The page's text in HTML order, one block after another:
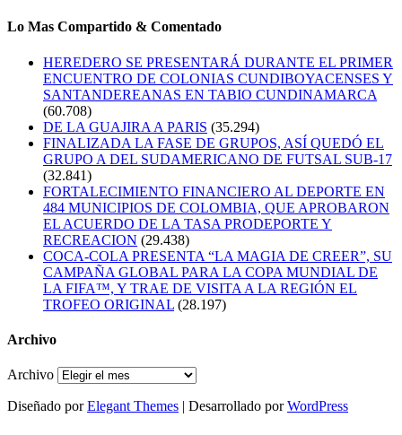
Lo Mas Compartido & Comentado
HEREDERO SE PRESENTARÁ DURANTE EL PRIMER
ENCUENTRO DE COLONIAS CUNDIBOYACENSES Y
SANTANDEREANAS EN TABIO CUNDINAMARCA
(60.708)
DE LA GUAJIRA A PARIS (35.294)
FINALIZADA LA FASE DE GRUPOS, ASÍ QUEDÓ EL
GRUPO A DEL SUDAMERICANO DE FUTSAL SUB-17
(32.841)
FORTALECIMIENTO FINANCIERO AL DEPORTE EN
484 MUNICIPIOS DE COLOMBIA, QUE APROBARON
EL ACUERDO DE LA TASA PRODEPORTE Y
RECREACION (29.438)
COCA-COLA PRESENTA “LA MAGIA DE CREER”, SU
CAMPAÑA GLOBAL PARA LA COPA MUNDIAL DE
LA FIFA™, Y TRAE DE VISITA A LA REGIÓN EL
TROFEO ORIGINAL (28.197)
Archivo
Archivo
Diseñado porElegant Themes | Desarrollado porWordPress